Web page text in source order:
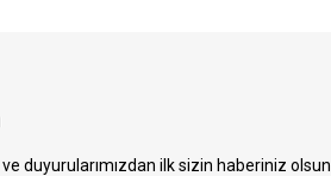
duyurularımızdan ilk sizin haberiniz olsun.